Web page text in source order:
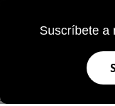
Suscríbete a